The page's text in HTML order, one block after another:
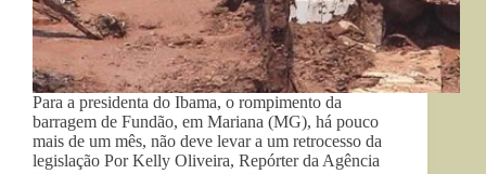
Para a presidenta do Ibama, o rompimento da
barragem de Fundão, em Mariana (MG), há pouco
mais de um mês, não deve levar a um retrocesso da
legislação Por Kelly Oliveira, Repórter da Agência